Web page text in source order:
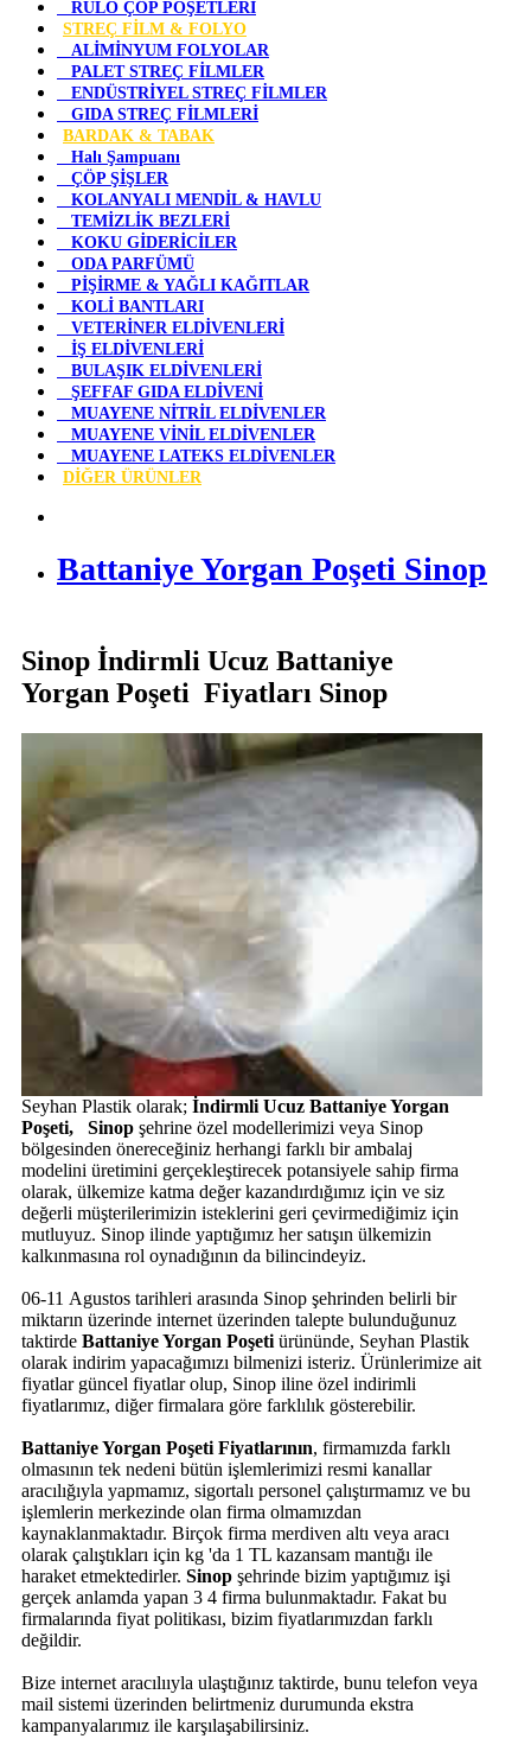
RULO ÇÖP POŞETLERİ
STREÇ FİLM & FOLYO
ALİMİNYUM FOLYOLAR
PALET STREÇ FİLMLER
ENDÜSTRİYEL STREÇ FİLMLER
GIDA STREÇ FİLMLERİ
BARDAK & TABAK
Halı Şampuanı
ÇÖP ŞİŞLER
KOLANYALI MENDİL & HAVLU
TEMİZLİK BEZLERİ
KOKU GİDERİCİLER
ODA PARFÜMÜ
PİŞİRME & YAĞLI KAĞITLAR
KOLİ BANTLARI
VETERİNER ELDİVENLERİ
İŞ ELDİVENLERİ
BULAŞIK ELDİVENLERİ
ŞEFFAF GIDA ELDİVENİ
MUAYENE NİTRİL ELDİVENLER
MUAYENE VİNİL ELDİVENLER
MUAYENE LATEKS ELDİVENLER
DİĞER ÜRÜNLER
Battaniye Yorgan Poşeti Sinop
Sinop İndirmli Ucuz Battaniye
Yorgan Poşeti Fiyatları Sinop
Seyhan Plastik olarak; İndirmli Ucuz Battaniye Yorgan
Poşeti, Sinop şehrine özel modellerimizi veya Sinop
bölgesinden önereceğiniz herhangi farklı bir ambalaj
modelini üretimini gerçekleştirecek potansiyele sahip firma
olarak, ülkemize katma değer kazandırdığımız için ve siz
değerli müşterilerimizin isteklerini geri çevirmediğimiz için
mutluyuz. Sinop ilinde yaptığımız her satışın ülkemizin
kalkınmasına rol oynadığının da bilincindeyiz.
06-11 Agustos tarihleri arasında Sinop şehrinden belirli bir
miktarın üzerinde internet üzerinden talepte bulunduğunuz
taktirde Battaniye Yorgan Poşeti ürününde, Seyhan Plastik
olarak indirim yapacağımızı bilmenizi isteriz. Ürünlerimize ait
fiyatlar güncel fiyatlar olup, Sinop iline özel indirimli
fiyatlarımız, diğer firmalara göre farklılık gösterebilir.
Battaniye Yorgan Poşeti Fiyatlarının, firmamızda farklı
olmasının tek nedeni bütün işlemlerimizi resmi kanallar
aracılığıyla yapmamız, sigortalı personel çalıştırmamız ve bu
işlemlerin merkezinde olan firma olmamızdan
kaynaklanmaktadır. Birçok firma merdiven altı veya aracı
olarak çalıştıkları için kg 'da 1 TL kazansam mantığı ile
haraket etmektedirler. Sinop şehrinde bizim yaptığımız işi
gerçek anlamda yapan 3 4 firma bulunmaktadır. Fakat bu
firmalarında fiyat politikası, bizim fiyatlarımızdan farklı
değildir.
Bize internet aracılııyla ulaştığınız taktirde, bunu telefon veya
mail sistemi üzerinden belirtmeniz durumunda ekstra
kampanyalarımız ile karşılaşabilirsiniz.